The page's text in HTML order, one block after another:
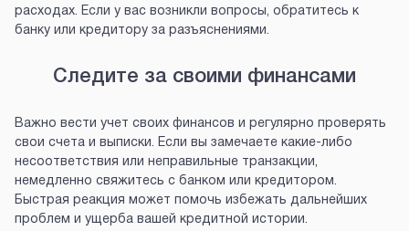
расходах. Если у вас возникли вопросы, обратитесь к
банку или кредитору за разъяснениями.
Следите за своими финансами
Важно вести учет своих финансов и регулярно проверять
свои счета и выписки. Если вы замечаете какие-либо
несоответствия или неправильные транзакции,
немедленно свяжитесь с банком или кредитором.
Быстрая реакция может помочь избежать дальнейших
проблем и ущерба вашей кредитной истории.